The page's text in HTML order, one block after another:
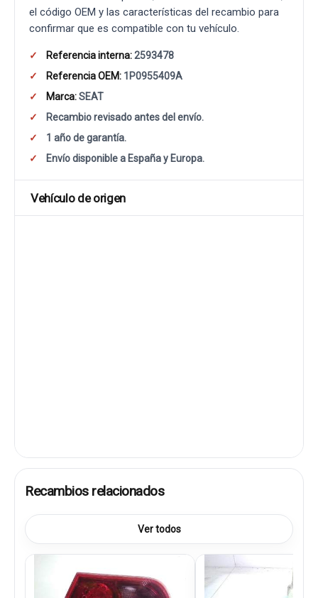
el código OEM y las características del recambio para
confirmar que es compatible con tu vehículo.
Referencia interna:2593478
Referencia OEM: 1P0955409A
Marca:SEAT
Recambio revisado antes del envío.
1 año de garantía.
Envío disponible a España y Europa.
Vehículo de origen
Recambios relacionados
Ver todos